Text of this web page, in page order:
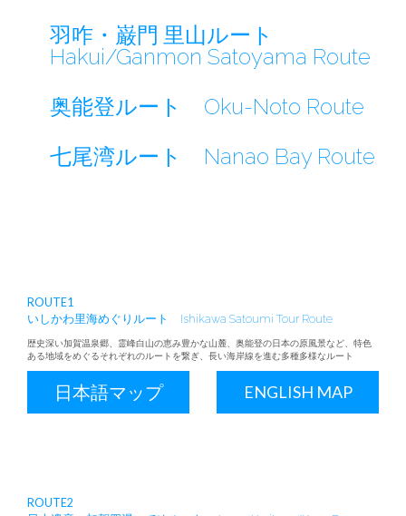
羽咋・巌門 里山ルート
Hakui/Ganmon Satoyama Route
奥能登ルート Oku-Noto Route
七尾湾ルート Nanao Bay Route
ROUTE1
いしかわ里海めぐりルート Ishikawa Satoumi Tour Route
歴史深い加賀温泉郷、霊峰白山の恵み豊かな山麓、奥能登の日本の原風景など、特色
ある地域をめぐるそれぞれのルートを繋ぎ、長い海岸線を進む多種多様なルート
日本語マップ ENGLISH MAP
ROUTE2